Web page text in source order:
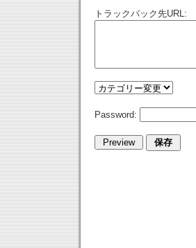
トラックバック先URL:
Password: